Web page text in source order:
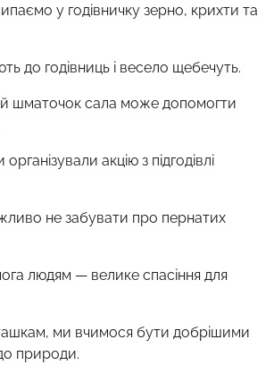
у годівничку зерно, крихти та
до годівниць і весело щебечуть.
шматочок сала може допомогти
акцію з підгодівлі
не забувати про пернатих
людям — велике спасіння для
ми вчимося бути добрішими
природи.